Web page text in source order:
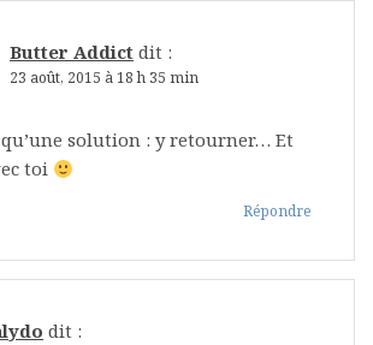
Butter Addict dit :
23 août, 2015 à 18 h 35 min
qu’une solution : y retourner… Et
toi
Répondre
dit :